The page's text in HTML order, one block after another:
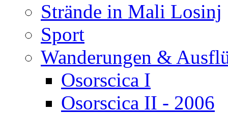
Strände in Mali Losinj
Sport
Wanderungen &
Osorscica I
Osorscica II - 2006